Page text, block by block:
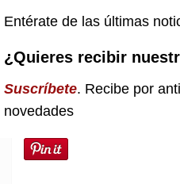
Entérate de las últimas
¿Quieres recibir
Suscríbete. Recibe por
novedades